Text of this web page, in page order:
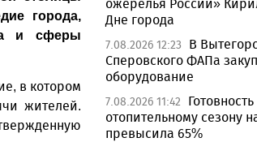
города,
и сферы
в котором
жителей.
ожерелья России»
Дне города
7.08.2026 12:23
В
Сперовского ФАПа
оборудование
7.08.2026 11:42
отопительному сезону
превысила 65%